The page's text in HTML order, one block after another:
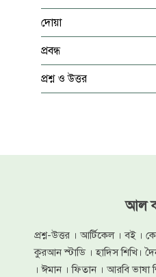
দোয়া
প্রবন্ধ
প্রশ্ন ও উত্তর
আল
প্রশ্ন-উত্তর । আর্টিকেল । বই ।
কুরআন স্টাডি । হাদিস শিখি।
। ঈমান । ফিতান । আরবি ভাষা